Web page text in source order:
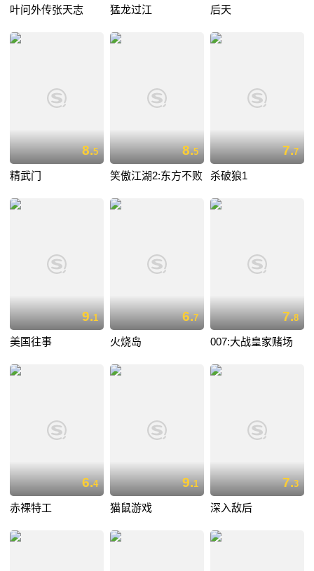
叶问外传张天志 猛龙过江 后天
8.5
精武门
8.5
笑傲江湖2:东方不败
7.7
杀破狼1
9.1
美国往事
6.7
火烧岛
7.8
007:大战皇家赌场
6.4
赤裸特工
9.1
猫鼠游戏
7.3
深入敌后